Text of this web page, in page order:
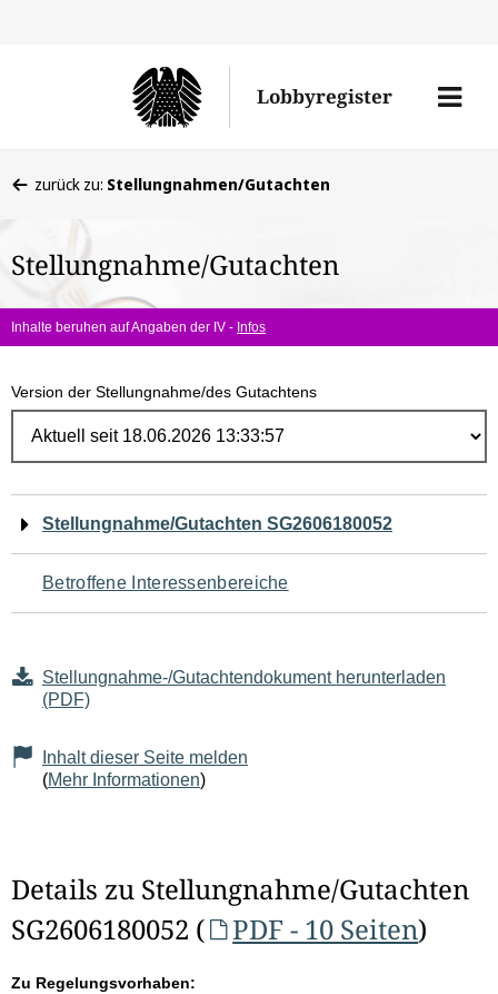
Lobbyregister
Menü
befinden
hier:
zurück zu: Stellungnahmen/Gutachten
Stellungnahme/Gutachten
Inhalte beruhen auf Angaben der IV - Infos
Version der Stellungnahme/des Gutachtens
Navigation
für
den
Seiteninhalt
Stellungnahme/Gutachten SG2606180052
Betroffene Interessenbereiche
Stellungnahme-/Gutachtendokument herunterladen
(PDF)
Inhalt dieser Seite melden
(Mehr Informationen)
Details zu Stellungnahme/Gutachten
SG2606180052 (
PDF - 10 Seiten)
Zu Regelungsvorhaben: